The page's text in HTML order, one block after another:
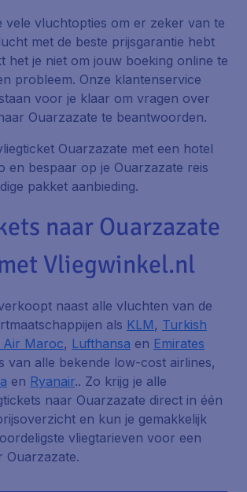
vele vluchtopties om er zeker van te
met de beste prijsgarantie hebt
het je niet om jouw boeking online te
probleem. Onze klantenservice
voor je klaar om vragen over
Ouarzazate te beantwoorden.
Ouarzazate met een hotel
en bespaar op je Ouarzazate reis
pakket aanbieding.
naar Ouarzazate
Vliegwinkel.nl
naast alle vluchten van de
als KLM, Turkish
Air Maroc, Lufthansa en Emirates
van alle bekende low-cost airlines,
en Ryanair.. Zo krijg je alle
naar Ouarzazate direct in één
en kun je gemakkelijk
vliegtarieven voor een
Ouarzazate.